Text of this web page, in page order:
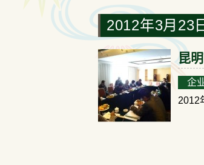
2012年3月23
昆
企
2012